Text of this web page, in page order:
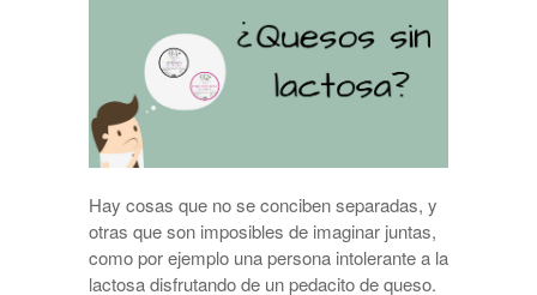
Hay cosas que no se conciben separadas, y
otras que son imposibles de imaginar juntas,
como por ejemplo una persona intolerante a la
lactosa disfrutando de un pedacito de queso.